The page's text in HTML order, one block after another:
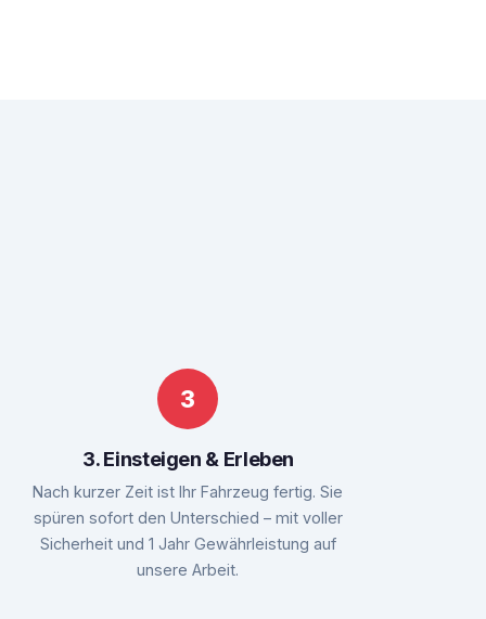
3. Einsteigen & Erleben
Nach kurzer Zeit ist Ihr Fahrzeug fertig. Sie
spüren sofort den Unterschied – mit voller
Sicherheit und 1 Jahr Gewährleistung auf
unsere Arbeit.